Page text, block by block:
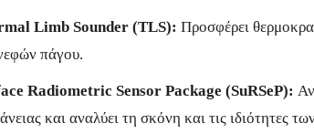
Limb Sounder (TLS): Προσφέρει
πάγου.
Radiometric Sensor Package (SuRSeP):
και αναλύει τη σκόνη και τις ιδιότητες